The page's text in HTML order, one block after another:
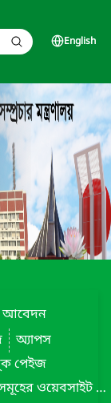
English
আবেদন
অ্যাপস
পেইজ
বাংলাদেশ বেতারের আঞ্চলিক কেন্দ্র/ ইউনিটসমূহের ওয়েবসাইট লিংক